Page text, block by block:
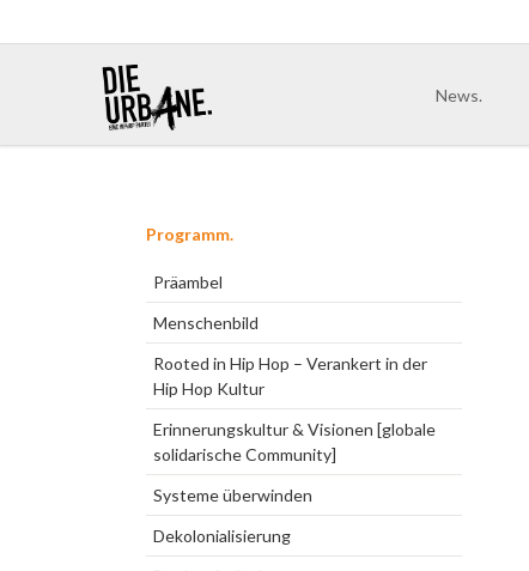
News.
Navigation
Programm.
Präambel
Menschenbild
Rooted in Hip Hop – Verankert in der
Hip Hop Kultur
Erinnerungskultur & Visionen [globale
solidarische Community]
Systeme überwinden
Dekolonialisierung